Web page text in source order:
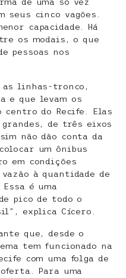
de uma só vez
seus cinco vagões.
capacidade. Há
os modais, o que
pessoas nos
as linhas-tronco,
e que levam os
do Recife. Elas
de três eixos
não dão conta da
um ônibus
em condições
à quantidade de
é uma
pico de todo o
explica Cícero.
que, desde o
tem funcionado na
com uma folga de
oferta. Para uma